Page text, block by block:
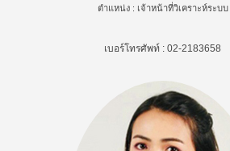
ตำแหน่ง : เจ้าหน้าที่วิเคราะห์ระบบ
เบอร์โทรศัพท์ : 02-2183658